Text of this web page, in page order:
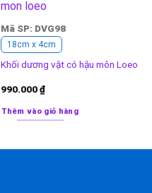
Mã SP: DVG98
18cm x 4cm
Khối dương vật có hậu môn Loeo
990.000₫
Thêm vào giỏ hàng